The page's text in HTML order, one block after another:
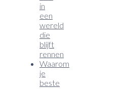
in
een
wereld
die
blijft
rennen
Waarom
je
beste